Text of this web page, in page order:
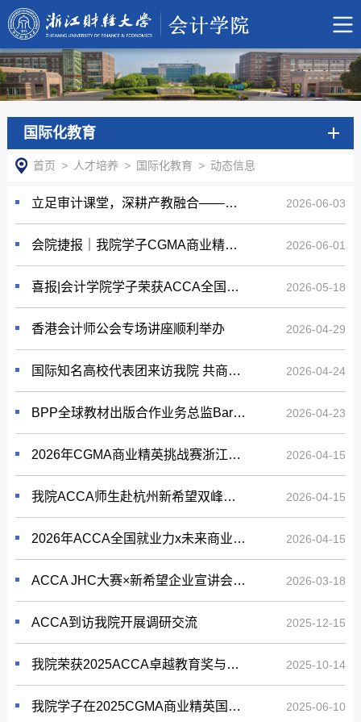
国际化教育
首页 > 人才培养 > 国际化教育 > 动态信息
立足审计课堂，深耕产教融合——会计学院中加班师生赴浙江光影空间文化创意有限公司开展校外实践活动 2026-06-03
会院捷报｜我院学子CGMA商业精英国际挑战赛喜获佳绩 学院获评合作发展潜力奖 2026-06-01
喜报|会计学院学子荣获ACCA全国就业力X未来商业创想大赛上海赛区总决赛亚军 2026-05-18
香港会计师公会专场讲座顺利举办 2026-04-29
国际知名高校代表团来访我院 共商多层次国际合作 2026-04-24
BPP全球教材出版合作业务总监Barry Hall-Raine一行来我院交流座谈 2026-04-23
2026年CGMA商业精英挑战赛浙江财经大学校内赛决赛圆满收官 2026-04-15
我院ACCA师生赴杭州新希望双峰乳业有限公司开展企业参访活动 2026-04-15
2026年ACCA全国就业力x未来商业创想大赛浙江财经大学校内赛决赛圆满落幕 2026-04-15
ACCA JHC大赛×新希望企业宣讲会顺利举办 2026-03-18
ACCA到访我院开展调研交流 2025-12-15
我院荣获2025ACCA卓越教育奖与教学进取奖两项殊荣 2025-10-14
我院学子在2025CGMA商业精英国际挑战赛中再创佳绩 2025-06-10